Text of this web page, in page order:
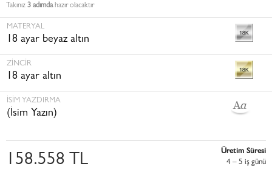
Takınız 3 adımdahazır olacaktır
MATERYAL
18 ayar beyaz altın
ZINCIR
18 ayar altın
İSİM YAZDIRMA
(İsim Yazın)
158.558 TL
Üretim Süresi
4 – 5 i̇ş günü